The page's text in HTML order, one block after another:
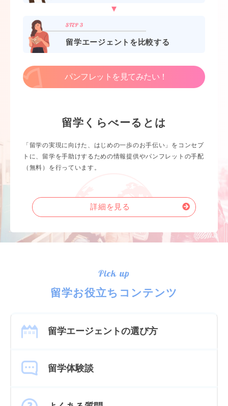
留学エージェントを比較する
パンフレットを見てみたい！
留学くらべーるとは
「留学の実現に向けた、はじめの一歩のお手伝い」をコンセプ
トに、留学を手助けするための情報提供やパンフレットの手配
（無料）を行っています。
詳細を見る
Pick up
留学お役立ちコンテンツ
留学エージェントの選び方
留学体験談